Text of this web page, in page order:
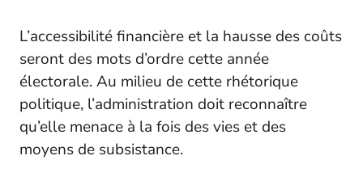
L’accessibilité financière et la hausse des coûts
seront des mots d’ordre cette année
électorale. Au milieu de cette rhétorique
politique, l’administration doit reconnaître
qu’elle menace à la fois des vies et des
moyens de subsistance.